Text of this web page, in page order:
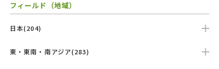
フィールド（地域）
日本(204)
東・東南・南アジア(283)